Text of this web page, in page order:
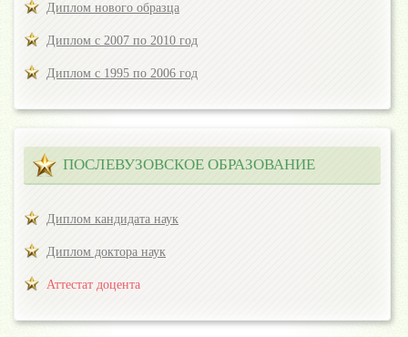
Диплом нового образца
Диплом с 2007 по 2010 год
Диплом с 1995 по 2006 год
ПОСЛЕВУЗОВСКОЕ ОБРАЗОВАНИЕ
Диплом кандидата наук
Диплом доктора наук
Аттестат доцента